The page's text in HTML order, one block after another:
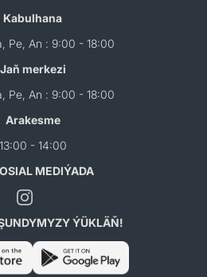
Kabulhana
Pe, An : 9:00 - 18:00
Jaň merkezi
Pe, An : 9:00 - 18:00
Arakesme
13:00 - 14:00
MEDIÝADA
ÝÜKLÄŇ!